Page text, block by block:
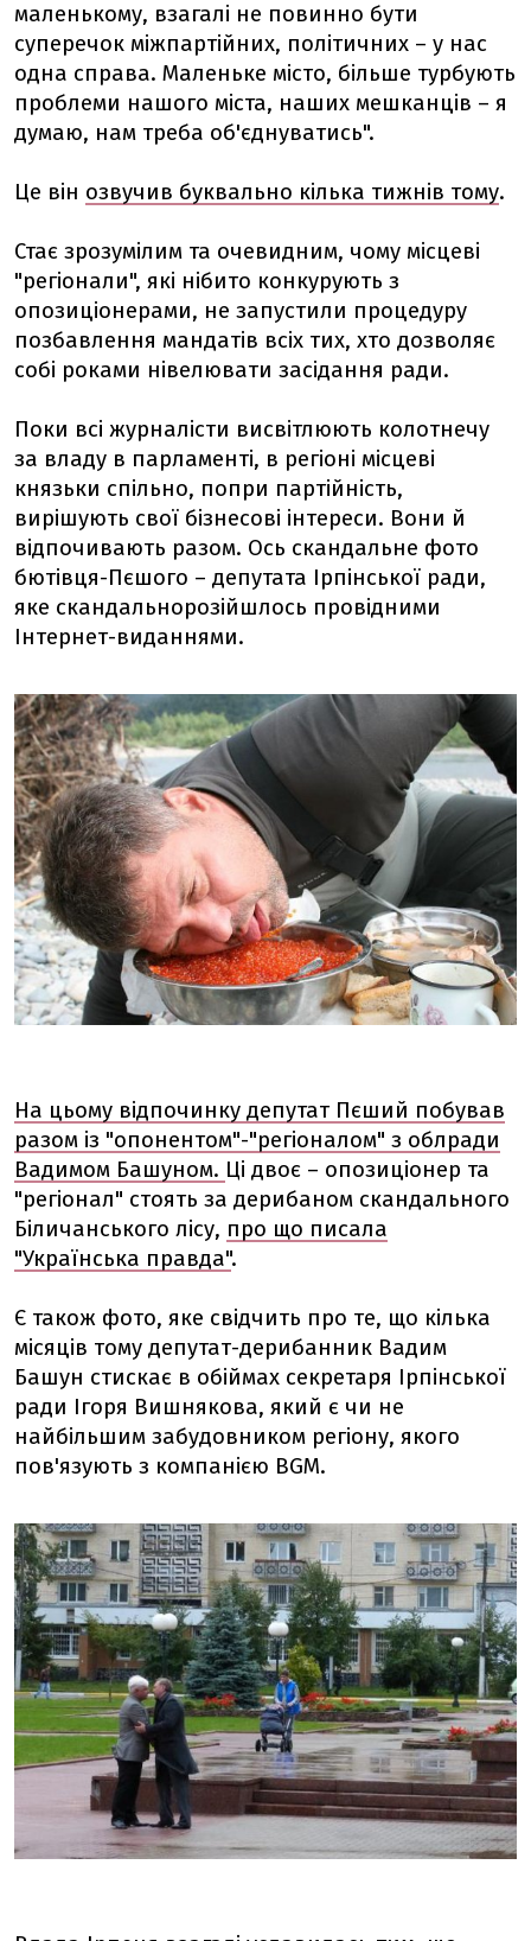
маленькому, взагалі не повинно бути
суперечок міжпартійних, політичних – у нас
одна справа. Маленьке місто, більше турбують
проблеми нашого міста, наших мешканців – я
думаю, нам треба об'єднуватись".
Це він озвучив буквально кілька тижнів тому.
Стає зрозумілим та очевидним, чому місцеві
"регіонали", які нібито конкурують з
опозиціонерами, не запустили процедуру
позбавлення мандатів всіх тих, хто дозволяє
собі роками нівелювати засідання ради.
Поки всі журналісти висвітлюють колотнечу
за владу в парламенті, в регіоні місцеві
князьки спільно, попри партійність,
вирішують свої бізнесові інтереси. Вони й
відпочивають разом. Ось скандальне фото
бютівця-Пєшого – депутата Ірпінської ради,
яке скандальнорозійшлось провідними
Інтернет-виданнями.
На цьому відпочинку депутат Пєший побував
разом із "опонентом"-"регіоналом" з облради
Вадимом Башуном. Ці двоє – опозиціонер та
"регіонал" стоять за дерибаном скандального
Біличанського лісу, про що писала
"Українська правда".
Є також фото, яке свідчить про те, що кілька
місяців тому депутат-дерибанник Вадим
Башун стискає в обіймах секретаря Ірпінської
ради Ігоря Вишнякова, який є чи не
найбільшим забудовником регіону, якого
пов'язують з компанією BGM.